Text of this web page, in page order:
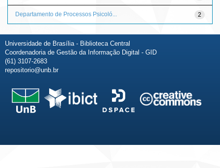
2
Departamento de Processos Psicoló...
Universidade de Brasília - Biblioteca Central
Coordenadoria de Gestão da Informação Digital - GID
(61) 3107-2683
repositorio@unb.br